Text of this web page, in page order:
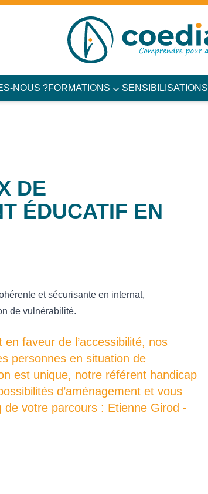
NOUS ?FORMATIONS SENSIBILISATIONS
DE
ÉDUCATIF EN
et sécurisante en internat,
de vulnérabilité.
faveur de l’accessibilité, nos
personnes en situation de
est unique, notre référent handicap
d’aménagement et vous
votre parcours : Etienne Girod -